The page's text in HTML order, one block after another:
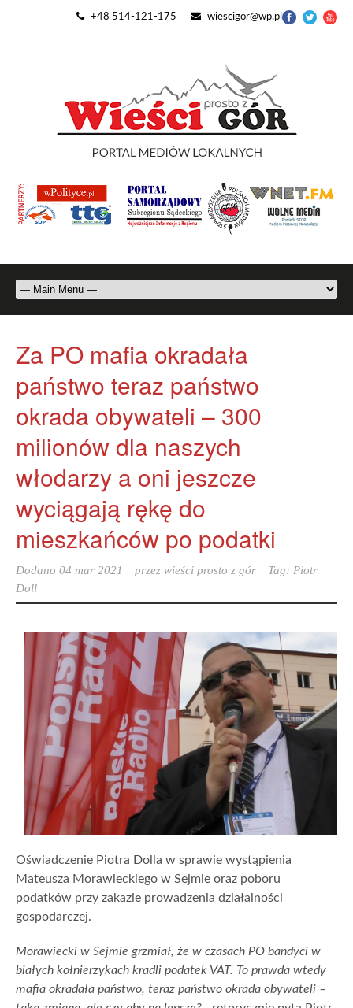
+48 514-121-175 wiescigor@wp.pl
Za PO mafia okradała
państwo teraz państwo
okrada obywateli – 300
milionów dla naszych
włodarzy a oni jeszcze
wyciągają rękę do
mieszkańców po podatki
Dodano 04 mar 2021 przez wieści prosto z gór Tag: Piotr
Doll
Oświadczenie Piotra Dolla w sprawie wystąpienia
Mateusza Morawieckiego w Sejmie oraz poboru
podatków przy zakazie prowadzenia działalności
gospodarczej.
Morawiecki w Sejmie grzmiał, że w czasach PO bandyci w
białych kołnierzykach kradli podatek VAT. To prawda wtedy
mafia okradała państwo, teraz państwo okrada obywateli –